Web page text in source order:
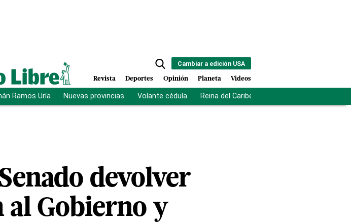
Cambiar a edición USA
Revista Deportes Opinión Planeta Videos
Ramos Uría Nuevas provincias Volante cédula Reina del Caribe
devolver
al Gobierno y